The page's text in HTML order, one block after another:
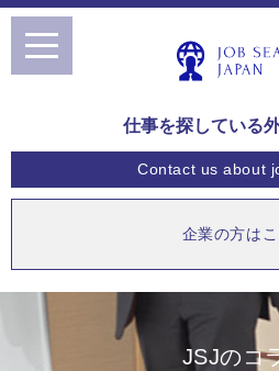
仕事を探している
Contact usabout
企業の方は
JSJのコ
toggle
navigation